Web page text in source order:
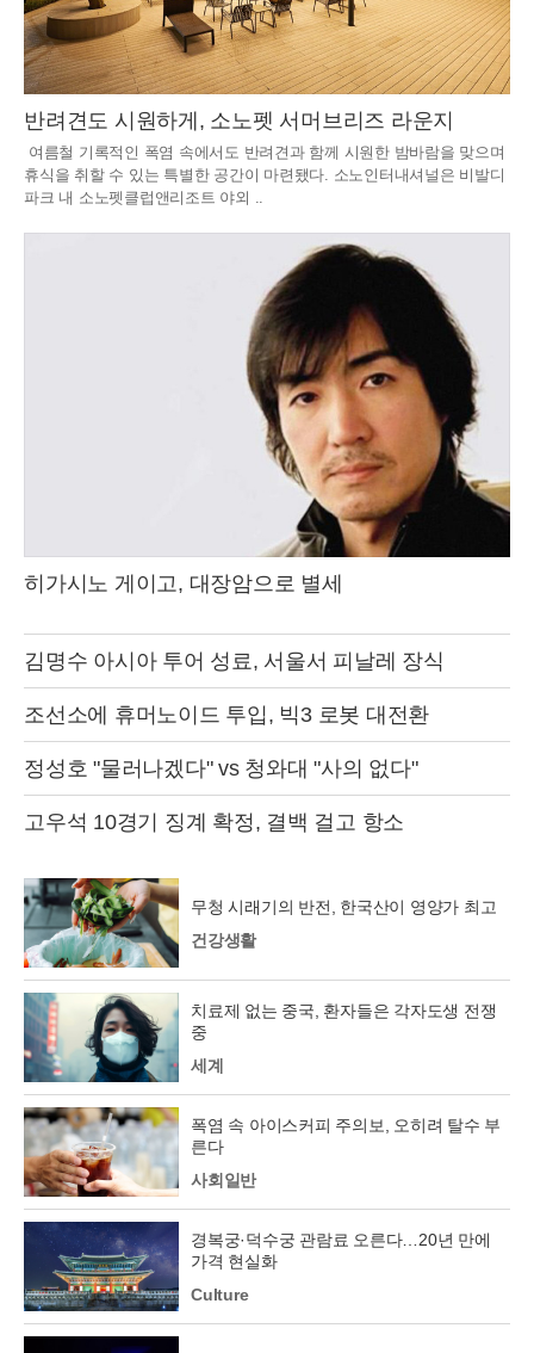
반려견도 시원하게, 소노펫 서머브리즈 라운지
여름철 기록적인 폭염 속에서도 반려견과 함께 시원한 밤바람을 맞으며
휴식을 취할 수 있는 특별한 공간이 마련됐다. 소노인터내셔널은 비발디
파크 내 소노펫클럽앤리조트 야외 ..
히가시노 게이고, 대장암으로 별세
김명수 아시아 투어 성료, 서울서 피날레 장식
조선소에 휴머노이드 투입, 빅3 로봇 대전환
정성호 "물러나겠다" vs 청와대 "사의 없다"
고우석 10경기 징계 확정, 결백 걸고 항소
무청 시래기의 반전, 한국산이 영양가 최고
건강생활
치료제 없는 중국, 환자들은 각자도생 전쟁
중
세계
폭염 속 아이스커피 주의보, 오히려 탈수 부
른다
사회일반
경복궁·덕수궁 관람료 오른다…20년 만에
가격 현실화
Culture